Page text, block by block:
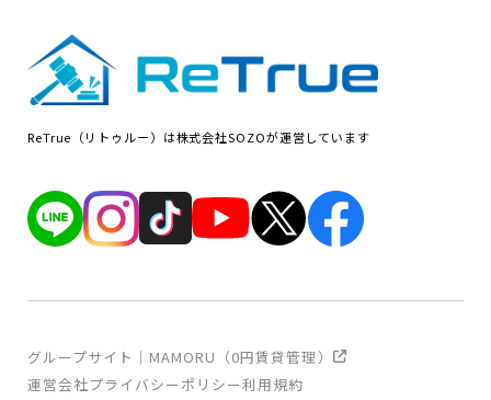
ReTrue（リトゥルー）は株式会社SOZOが運営しています
運営会社プライバシーポリシー利用規約
グループサイト｜MAMORU（0円賃貸管理）